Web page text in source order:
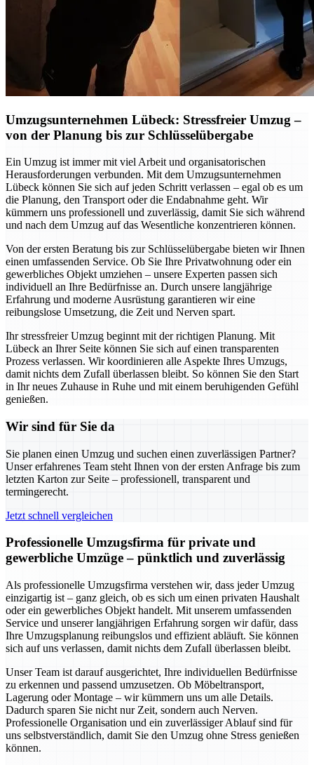
Umzugsunternehmen Lübeck: Stressfreier Umzug –
von der Planung bis zur Schlüsselübergabe
Ein Umzug ist immer mit viel Arbeit und organisatorischen
Herausforderungen verbunden. Mit dem Umzugsunternehmen
Lübeck können Sie sich auf jeden Schritt verlassen – egal ob es um
die Planung, den Transport oder die Endabnahme geht. Wir
kümmern uns professionell und zuverlässig, damit Sie sich während
und nach dem Umzug auf das Wesentliche konzentrieren können.
Von der ersten Beratung bis zur Schlüsselübergabe bieten wir Ihnen
einen umfassenden Service. Ob Sie Ihre Privatwohnung oder ein
gewerbliches Objekt umziehen – unsere Experten passen sich
individuell an Ihre Bedürfnisse an. Durch unsere langjährige
Erfahrung und moderne Ausrüstung garantieren wir eine
reibungslose Umsetzung, die Zeit und Nerven spart.
Ihr stressfreier Umzug beginnt mit der richtigen Planung. Mit
Lübeck an Ihrer Seite können Sie sich auf einen transparenten
Prozess verlassen. Wir koordinieren alle Aspekte Ihres Umzugs,
damit nichts dem Zufall überlassen bleibt. So können Sie den Start
in Ihr neues Zuhause in Ruhe und mit einem beruhigenden Gefühl
genießen.
Wir sind für Sie da
Sie planen einen Umzug und suchen einen zuverlässigen Partner?
Unser erfahrenes Team steht Ihnen von der ersten Anfrage bis zum
letzten Karton zur Seite – professionell, transparent und
termingerecht.
Jetzt schnell vergleichen
Professionelle Umzugsfirma für private und
gewerbliche Umzüge – pünktlich und zuverlässig
Als professionelle Umzugsfirma verstehen wir, dass jeder Umzug
einzigartig ist – ganz gleich, ob es sich um einen privaten Haushalt
oder ein gewerbliches Objekt handelt. Mit unserem umfassenden
Service und unserer langjährigen Erfahrung sorgen wir dafür, dass
Ihre Umzugsplanung reibungslos und effizient abläuft. Sie können
sich auf uns verlassen, damit nichts dem Zufall überlassen bleibt.
Unser Team ist darauf ausgerichtet, Ihre individuellen Bedürfnisse
zu erkennen und passend umzusetzen. Ob Möbeltransport,
Lagerung oder Montage – wir kümmern uns um alle Details.
Dadurch sparen Sie nicht nur Zeit, sondern auch Nerven.
Professionelle Organisation und ein zuverlässiger Ablauf sind für
uns selbstverständlich, damit Sie den Umzug ohne Stress genießen
können.